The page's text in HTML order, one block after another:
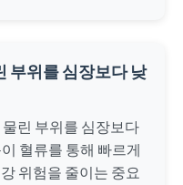
부위를 심장보다 낮
린 부위를 심장보다
혈류를 통해 빠르게
위험을 줄이는 중요